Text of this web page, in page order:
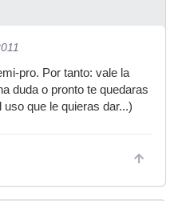
pro. Por tanto: vale la
duda o pronto te quedaras
que le quieras dar...)